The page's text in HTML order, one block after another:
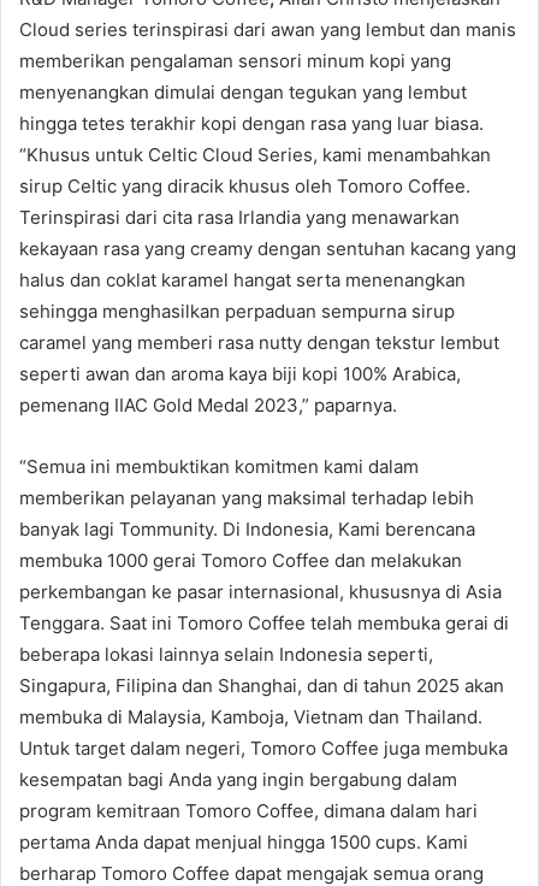
Cloud series terinspirasi dari awan yang lembut dan manis
memberikan pengalaman sensori minum kopi yang
menyenangkan dimulai dengan tegukan yang lembut
hingga tetes terakhir kopi dengan rasa yang luar biasa.
“Khusus untuk Celtic Cloud Series, kami menambahkan
sirup Celtic yang diracik khusus oleh Tomoro Coffee.
Terinspirasi dari cita rasa Irlandia yang menawarkan
kekayaan rasa yang creamy dengan sentuhan kacang yang
halus dan coklat karamel hangat serta menenangkan
sehingga menghasilkan perpaduan sempurna sirup
caramel yang memberi rasa nutty dengan tekstur lembut
seperti awan dan aroma kaya biji kopi 100% Arabica,
pemenang IIAC Gold Medal 2023,” paparnya.
“Semua ini membuktikan komitmen kami dalam
memberikan pelayanan yang maksimal terhadap lebih
banyak lagi Tommunity. Di Indonesia, Kami berencana
membuka 1000 gerai Tomoro Coffee dan melakukan
perkembangan ke pasar internasional, khususnya di Asia
Tenggara. Saat ini Tomoro Coffee telah membuka gerai di
beberapa lokasi lainnya selain Indonesia seperti,
Singapura, Filipina dan Shanghai, dan di tahun 2025 akan
membuka di Malaysia, Kamboja, Vietnam dan Thailand.
Untuk target dalam negeri, Tomoro Coffee juga membuka
kesempatan bagi Anda yang ingin bergabung dalam
program kemitraan Tomoro Coffee, dimana dalam hari
pertama Anda dapat menjual hingga 1500 cups. Kami
berharap Tomoro Coffee dapat mengajak semua orang